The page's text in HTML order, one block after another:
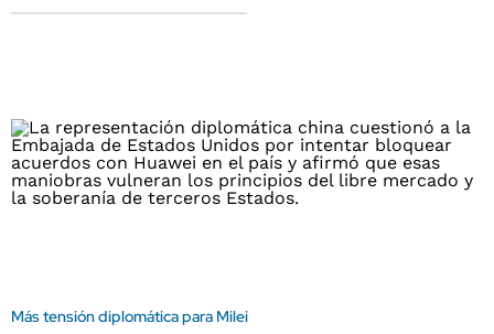
Más tensión diplomática para Milei